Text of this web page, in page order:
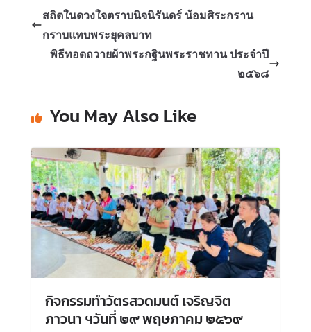
สถิตในดวงใจตราบนิจนิรันดร์ น้อมศิระกราน
กราบแทบพระยุคลบาท
พิธีทอดถวายผ้าพระกฐินพระราชทาน ประจำปี
๒๕๖๘
You May Also Like
กิจกรรมทำวัตรสวดมนต์ เจริญจิต
ภาวนา ฯวันที่ ๒๙ พฤษภาคม ๒๕๖๙